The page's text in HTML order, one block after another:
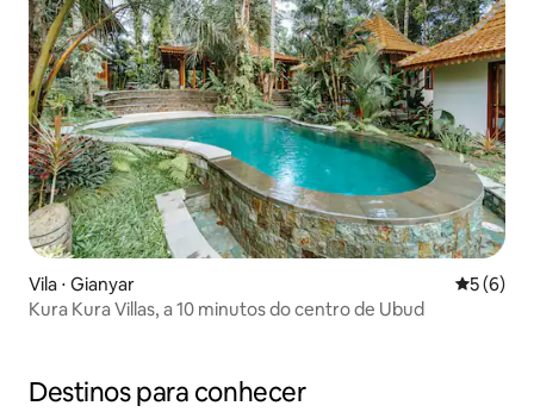
Vila ⋅ Gianyar 5 de
5 (6)
Kura Kura Villas, a 10 minutos do centro de Ubud
Destinos para conhecer